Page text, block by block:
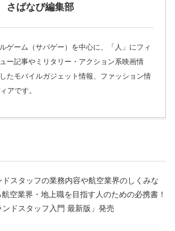
さばなび編集部
ゲーム（サバゲー）を中心に、「人」にフィ
ー記事やミリタリー・アクション系映画情
たモバイルガジェット情報、ファッション情
アです。
スタッフの業務内容や航空業界のしくみな
航空業界・地上職を目指す人のための必携書！
ンドスタッフ入門 最新版」発売